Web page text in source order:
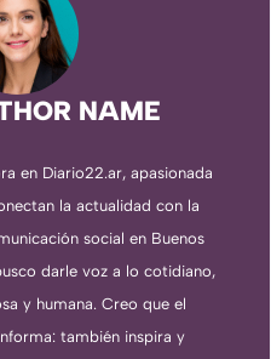
NAME
en Diario22.ar, apasionada
la actualidad con la
social en Buenos
darle voz a lo cotidiano,
y humana. Creo que el
también inspira y